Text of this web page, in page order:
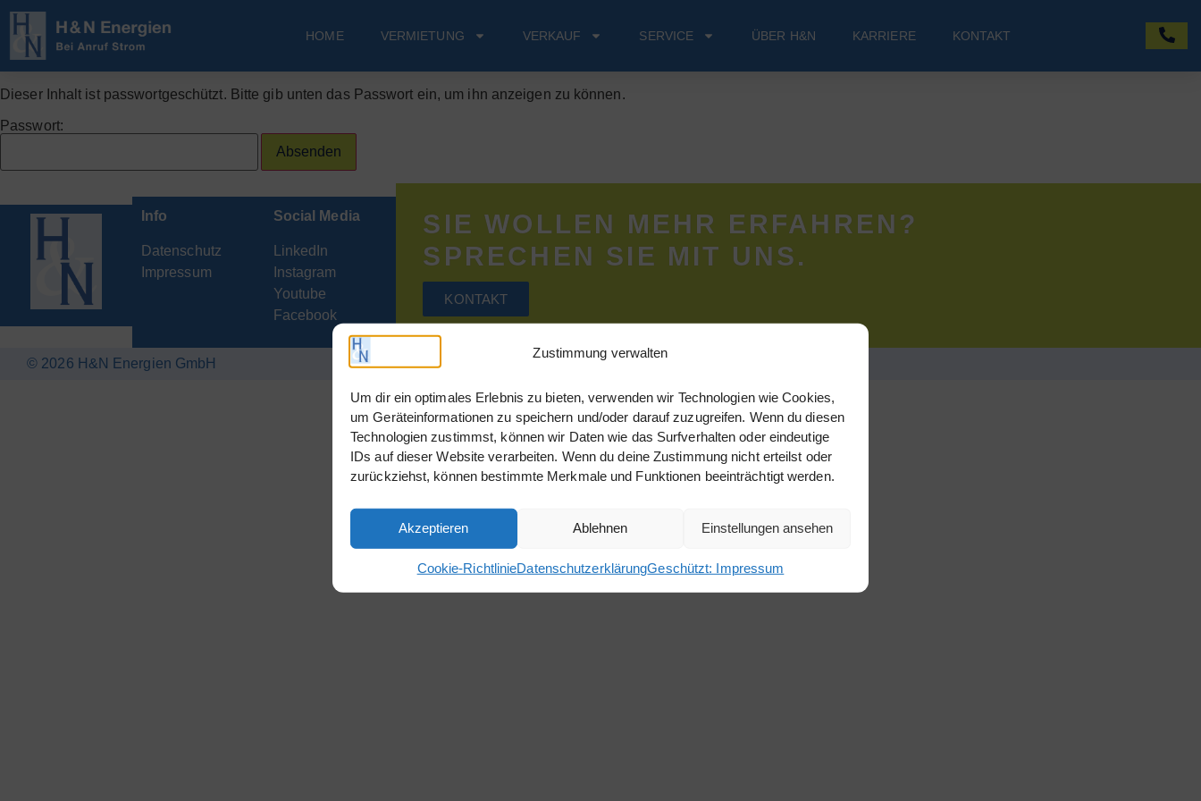
Zustimmung verwalten
Um dir ein optimales Erlebnis zu bieten, verwenden wir Technologien wie Cookies,
um Geräteinformationen zu speichern und/oder darauf zuzugreifen. Wenn du diesen
Technologien zustimmst, können wir Daten wie das Surfverhalten oder eindeutige
IDs auf dieser Website verarbeiten. Wenn du deine Zustimmung nicht erteilst oder
zurückziehst, können bestimmte Merkmale und Funktionen beeinträchtigt werden.
Akzeptieren Ablehnen Einstellungen ansehen
Cookie-RichtlinieDatenschutzerklärungGeschützt: Impressum
HOME VERMIETUNG VERKAUF SERVICE ÜBER H&N KARRIERE KONTAKT
Dieser Inhalt ist passwortgeschützt. Bitte gib unten das Passwort ein, um ihn anzeigen zu können.
Passwort:
Info
Datenschutz
Impressum
Social Media
LinkedIn
Instagram
Youtube
Facebook
SIE WOLLEN MEHR ERFAHREN?
SPRECHEN SIE MIT UNS.
KONTAKT
© 2026 H&N Energien GmbH